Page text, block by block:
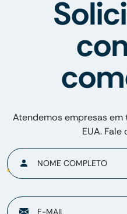
Atendemos empresas
EUA. Fale
NOME COMPLETO
E-MAIL